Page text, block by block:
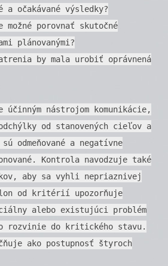
a očakávané výsledky?
možné porovnať skutočné
plánovanými?
by mala urobiť oprávnená
účinným nástrojom komunikácie,
od stanovených cieľov a
a negatívne
Kontrola navodzuje také
aby sa vyhli nepriaznivej
od kritérií upozorňuje
alebo existujúci problém
rozvinie do kritického stavu.
ako postupnosť štyroch